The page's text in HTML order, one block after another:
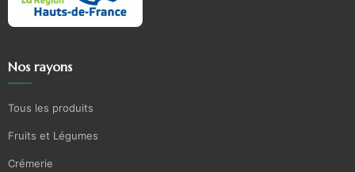
Nos rayons
Tous les produits
Fruits et Légumes
Crémerie